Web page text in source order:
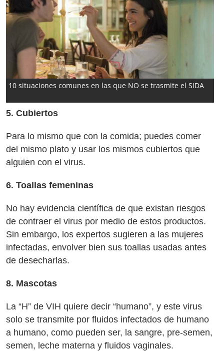
10 situaciones comunes en las que NO se trasmite el SIDA
5. Cubiertos
Para lo mismo que con la comida; puedes comer
del mismo plato y usar los mismos cubiertos que
alguien con el virus.
6. Toallas femeninas
No hay evidencia científica de que existan riesgos
de contraer el virus por medio de estos productos.
Sin embargo, los expertos sugieren a las mujeres
infectadas, envolver bien sus toallas usadas antes
de desecharlas.
8. Mascotas
La “H” de VIH quiere decir “humano”, y este virus
solo se transmite por fluidos infectados de humano
a humano, como pueden ser, la sangre, pre-semen,
semen, leche materna y fluidos vaginales.